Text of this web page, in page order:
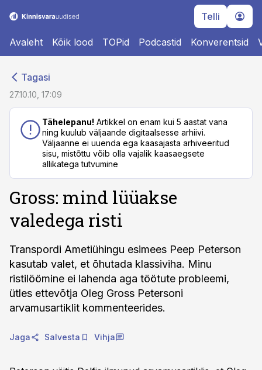
Telli
Avaleht Kõik lood TOPid Podcastid Konverentsid
Tagasi
27.10.10, 17:09
Tähelepanu! Artikkel on enam kui 5 aastat vana
ning kuulub väljaande digitaalsesse arhiivi.
Väljaanne ei uuenda ega kaasajasta arhiveeritud
sisu, mistõttu võib olla vajalik kaasaegsete
allikatega tutvumine
Gross: mind lüüakse
valedega risti
Transpordi Ametiühingu esimees Peep Peterson
kasutab valet, et õhutada klassiviha. Minu
ristilöömine ei lahenda aga töötute probleemi,
ütles ettevõtja Oleg Gross Petersoni
arvamusartiklit kommenteerides.
Jaga Salvesta Vihja